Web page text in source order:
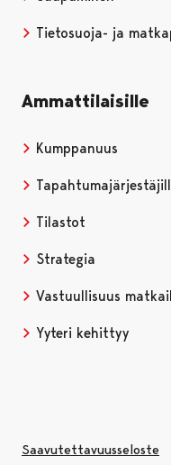
Tietosuoja- ja
Ammattilaisille
Kumppanuus
Tilastot
Strategia
Vastuullisuus
Yyteri kehittyy
Saavutettavuusseloste